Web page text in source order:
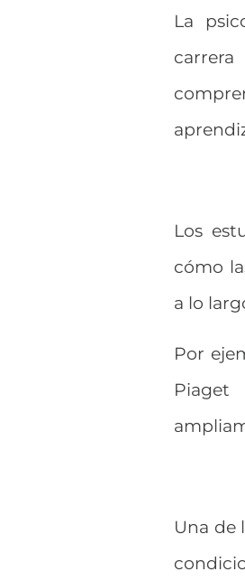
La
Los
cómo
a lo
Por
Una de